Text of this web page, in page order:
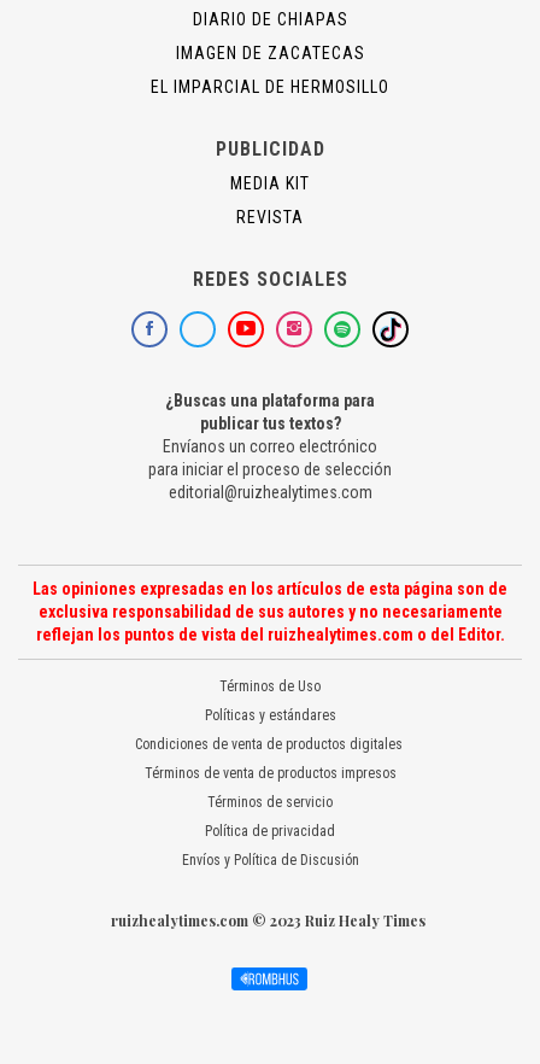
DIARIO DE CHIAPAS
IMAGEN DE ZACATECAS
EL IMPARCIAL DE HERMOSILLO
PUBLICIDAD
MEDIA KIT
REVISTA
REDES SOCIALES
¿Buscas una plataforma para
publicar tus textos?
Envíanos un correo electrónico
para iniciar el proceso de selección
editorial@ruizhealytimes.com
Las opiniones expresadas en los artículos de esta página son de
exclusiva responsabilidad de sus autores y no necesariamente
reflejan los puntos de vista del ruizhealytimes.com o del Editor.
Términos de Uso
Políticas y estándares
Condiciones de venta de productos digitales
Términos de venta de productos impresos
Términos de servicio
Política de privacidad
Envíos y Política de Discusión
ruizhealytimes.com © 2023 Ruiz Healy Times